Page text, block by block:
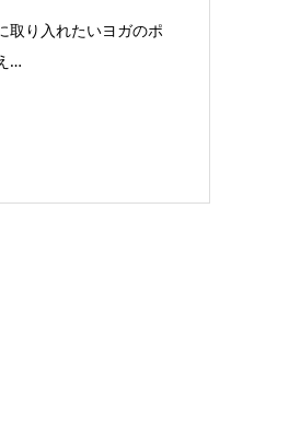
取り入れたいヨガのポ
…